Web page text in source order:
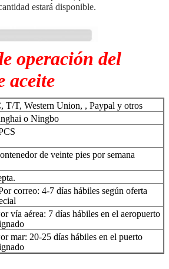
estará disponible.
operación del
aceite
T/T, Western Union, , Paypal y otros
o Ningbo
de veinte pies por semana
correo: 4-7 días hábiles según oferta
vía aérea: 7 días hábiles en el aeropuerto
mar: 20-25 días hábiles en el puerto